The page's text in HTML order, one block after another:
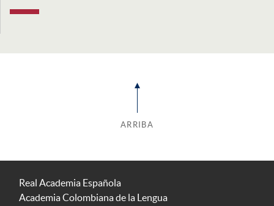
ARRIBA
Real Academia Española
Academia Colombiana de la Lengua